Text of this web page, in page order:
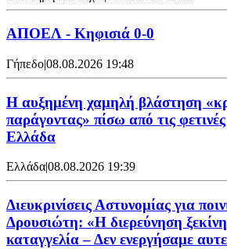
ΑΠΟΕΛ - Κηφισιά 0-0
Γήπεδο|08.08.2026 19:48
Η αυξημένη χαμηλή βλάστηση
παράγοντας» πίσω από τις
Ελλάδα
Ελλάδα|08.08.2026 19:39
Διευκρινίσεις Αστυνομίας για
Δρουσιώτη: «Η διερεύνηση
καταγγελία – Δεν ενεργήσαμε